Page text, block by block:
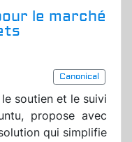
le marché
Canonical
soutien et le suivi
propose avec
qui simplifie